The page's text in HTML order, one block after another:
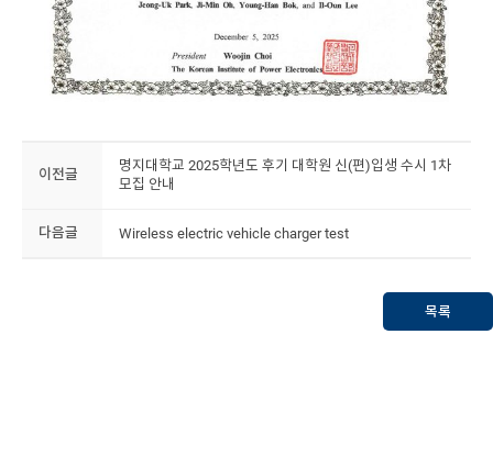
이전글
명지대학교 2025학년도 후기 대학원 신(편)입생 수시 1차
모집 안내
다음글 Wireless electric vehicle charger test
목록